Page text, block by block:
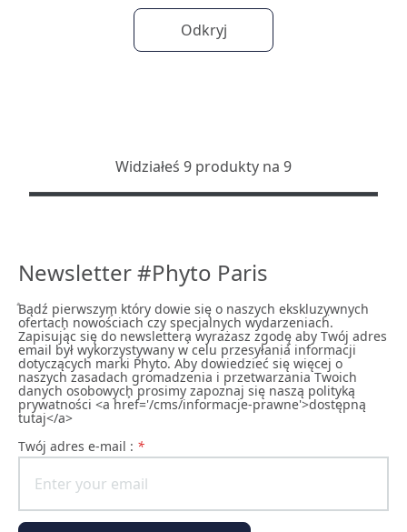
Odkryj
Widziałeś 9 produkty na 9
Newsletter #Phyto Paris
ͣBądź pierwszym͕ który dowie się o naszych ekskluzywnych
ofertach͕ nowościach czy specjalnych wydarzeniach͘.
Zapisując się do newslettera͕ wyrażasz zgodę͕ aby Twój adres
email był wykorzystywany w celu przesyłania informacji
dotyczących marki Phyto. Aby dowiedzieć się więcej o
naszych zasadach gromadzenia i przetwarzania Twoich
danych osobowych͕ prosimy zapoznaj się naszą polityką
prywatności <a href='/cms/informacje-prawne'>dostępną
tutaj</a>
Twój adres e-mail : *